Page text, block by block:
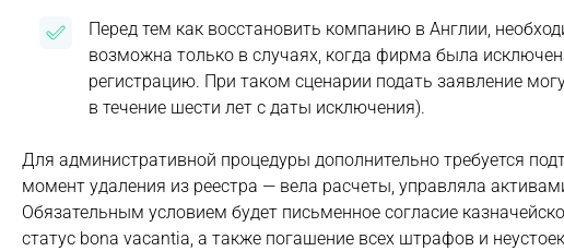
Перед тем как восстановить компанию в Англии,
возможна только в случаях, когда фирма была
регистрацию. При таком сценарии подать заявление
в течение шести лет с даты исключения).
Для административной процедуры дополнительно требуется
момент удаления из реестра — вела расчеты, управляла
Обязательным условием будет письменное согласие
статус bona vacantia, а также погашение всех штрафов и